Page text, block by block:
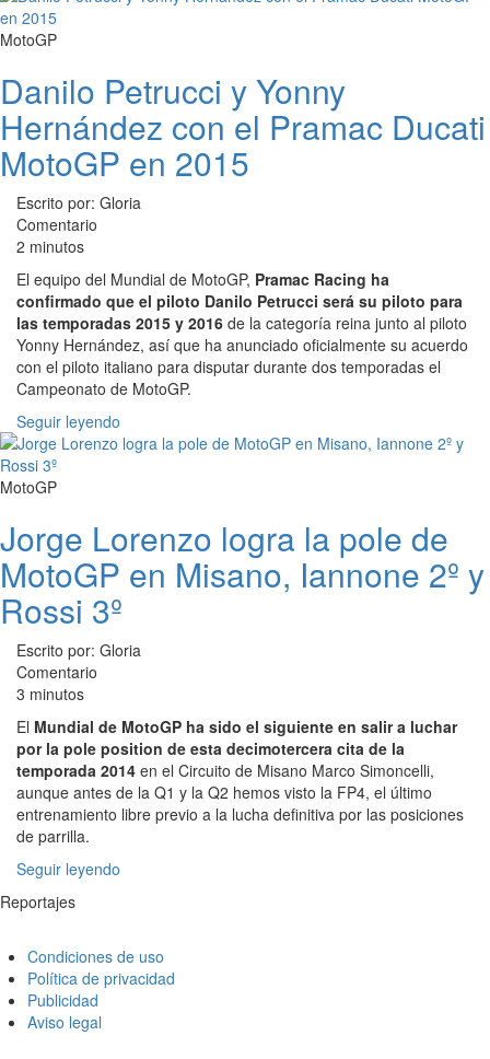
MotoGP
Danilo Petrucci y Yonny
Hernández con el Pramac Ducati
MotoGP en 2015
Escrito por: Gloria
Comentario
2 minutos
El equipo del Mundial de MotoGP, Pramac Racing ha
confirmado que el piloto Danilo Petrucci será su piloto para
las temporadas 2015 y 2016 de la categoría reina junto al piloto
Yonny Hernández, así que ha anunciado oficialmente su acuerdo
con el piloto italiano para disputar durante dos temporadas el
Campeonato de MotoGP.
Seguir leyendo
MotoGP
Jorge Lorenzo logra la pole de
MotoGP en Misano, Iannone 2º y
Rossi 3º
Escrito por: Gloria
Comentario
3 minutos
El Mundial de MotoGP ha sido el siguiente en salir a luchar
por la pole position de esta decimotercera cita de la
temporada 2014 en el Circuito de Misano Marco Simoncelli,
aunque antes de la Q1 y la Q2 hemos visto la FP4, el último
entrenamiento libre previo a la lucha definitiva por las posiciones
de parrilla.
Seguir leyendo
Reportajes
Condiciones de uso
Política de privacidad
Publicidad
Aviso legal